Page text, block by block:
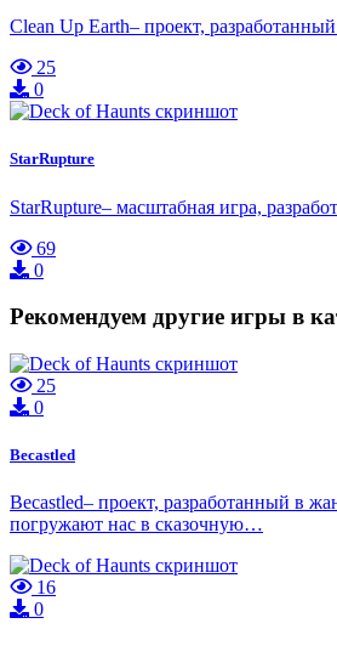
Clean Up Earth– проект,
25
0
StarRupture
StarRupture– масштабная игра,
69
0
Рекомендуем другие игры в
25
0
Becastled
Becastled– проект, разработанный в
погружают нас в сказочную…
16
0